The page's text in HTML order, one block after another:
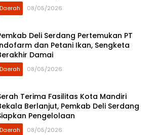
Daerah 08/05/2026
Deli Serdang Pertemukan PT
dan Petani Ikan, Sengketa
Damai
Daerah 08/05/2026
Terima Fasilitas Kota Mandiri
Berlanjut, Pemkab Deli Serdang
Pengelolaan
Daerah 08/05/2026